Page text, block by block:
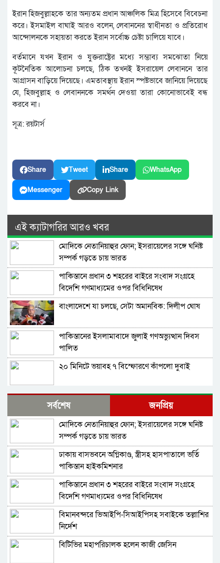
ইরান হিজবুল্লাহকে তার অন্যতম প্রধান আঞ্চলিক মিত্র হিসেবে বিবেচনা
করে। ইসমাইল বাঘাই আরও বলেন, লেবাননের স্বাধীনতা ও প্রতিরোধ
আন্দোলনকে সহায়তা করতে ইরান সর্বোচ্চ চেষ্টা চালিয়ে যাবে।
বর্তমানে যখন ইরান ও যুক্তরাষ্ট্রের মধ্যে সম্ভাব্য সমঝোতা নিয়ে
কূটনৈতিক আলোচনা চলছে, ঠিক তখনই ইসরায়েল লেবাননে তার
আগ্রাসন বাড়িয়ে দিয়েছে। এমতাবস্থায় ইরান স্পষ্টভাবে জানিয়ে দিয়েছে
যে, হিজবুল্লাহ ও লেবাননকে সমর্থন দেওয়া তারা কোনোভাবেই বন্ধ
করবে না।
সূত্র: রয়টার্স
Share Tweet Share WhatsApp
Messenger Copy Link
এই ক্যাটাগরির আরও খবর
মোদিকে নেতানিয়াহুর ফোন; ইসরায়েলের সঙ্গে ঘনিষ্ট
সম্পর্ক গড়তে চায় ভারত
পাকিস্তানে প্রধান ৩ শহরের বাইরে সংবাদ সংগ্রহে
বিদেশি গণমাধ্যমের ওপর বিধিনিষেধ
বাংলাদেশে যা চলছে, সেটা অমানবিক: দিলীপ ঘোষ
পাকিস্তানের ইসলামাবাদে জুলাই গণঅভ্যুত্থান দিবস
পালিত
২০ মিনিটে ভয়াবহ ৭ বিস্ফোরণে কাঁপলো দুবাই
ইরাক সফরে হঠাৎ ইরানের পররাষ্ট্রমন্ত্রী আব্বাস
আরাগচি
শেখ হাসিনার বক্তব্য দেওয়ার সঙ্গে ভারত সরকারের
কোনও সম্পর্ক নেই: রণধীর জয়সোয়াল
ভারত সীমান্তে ২৫০টি অত্যাধুনিক চীনা যুদ্ধযান
মোতায়েন করলো পাকিস্তান
শ্রীলঙ্কার কারাগারে আবার দাঙ্গা, পরিস্থিতিতে নিয়ন্ত্রণে
সেনা মোতায়েন
বাংলাদেশ থেকে আসা হিন্দু-বৌদ্ধ-খ্রিস্টানরা
অনুপ্রবেশকারী নন: শুভেন্দু
চলতি সপ্তাহে ইরানে ভয়াবহ হামলার প্রস্তুতি নিচ্ছে
সর্বশেষ জনপ্রিয়
মোদিকে নেতানিয়াহুর ফোন; ইসরায়েলের সঙ্গে ঘনিষ্ট
সম্পর্ক গড়তে চায় ভারত
ঢাকায় বাসভবনে অগ্নিকাণ্ড, স্ত্রীসহ হাসপাতালে ভর্তি
পাকিস্তান হাইকমিশনার
পাকিস্তানে প্রধান ৩ শহরের বাইরে সংবাদ সংগ্রহে
বিদেশি গণমাধ্যমের ওপর বিধিনিষেধ
বিমানবন্দরে ভিআইপি-সিআইপিসহ সবাইকে তল্লাশির
নির্দেশ
বিটিভির মহাপরিচালক হলেন কাজী জেসিন